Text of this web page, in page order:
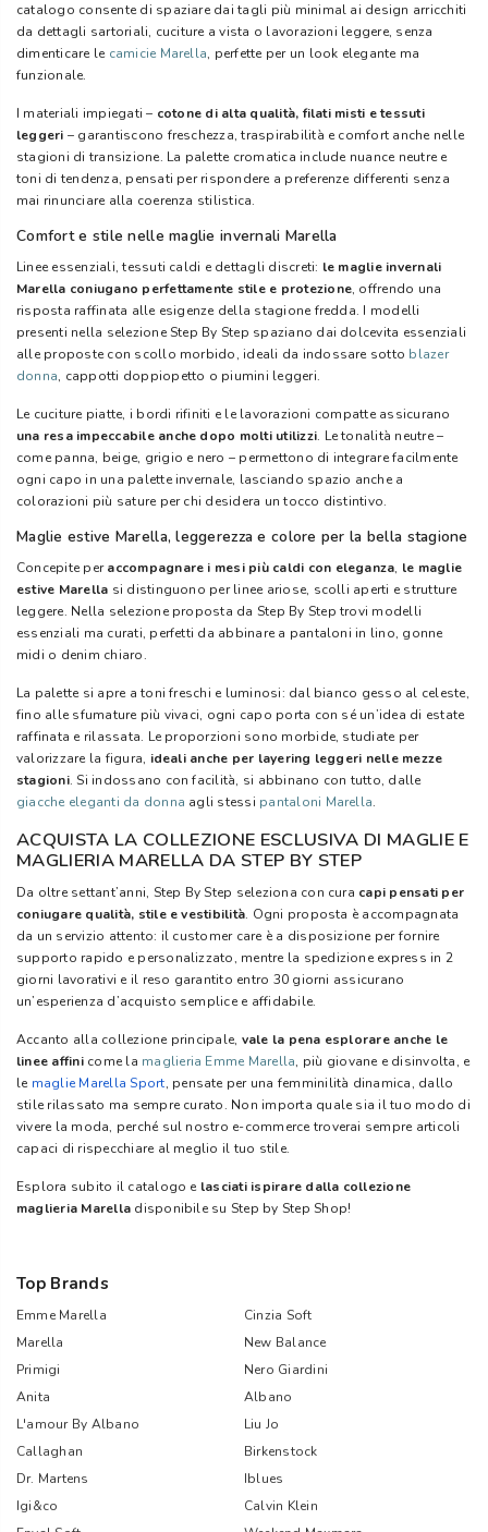
catalogo consente di spaziare dai tagli più minimal ai design arricchiti
da dettagli sartoriali, cuciture a vista o lavorazioni leggere, senza
dimenticare le camicie Marella, perfette per un look elegante ma
funzionale.
I materiali impiegati – cotone di alta qualità, filati misti e tessuti
leggeri – garantiscono freschezza, traspirabilità e comfort anche nelle
stagioni di transizione. La palette cromatica include nuance neutre e
toni di tendenza, pensati per rispondere a preferenze differenti senza
mai rinunciare alla coerenza stilistica.
Comfort e stile nelle maglie invernali Marella
Linee essenziali, tessuti caldi e dettagli discreti: le maglie invernali
Marella coniugano perfettamente stile e protezione, offrendo una
risposta raffinata alle esigenze della stagione fredda. I modelli
presenti nella selezione Step By Step spaziano dai dolcevita essenziali
alle proposte con scollo morbido, ideali da indossare sotto blazer
donna, cappotti doppiopetto o piumini leggeri.
Le cuciture piatte, i bordi rifiniti e le lavorazioni compatte assicurano
una resa impeccabile anche dopo molti utilizzi. Le tonalità neutre –
come panna, beige, grigio e nero – permettono di integrare facilmente
ogni capo in una palette invernale, lasciando spazio anche a
colorazioni più sature per chi desidera un tocco distintivo.
Maglie estive Marella, leggerezza e colore per la bella stagione
Concepite peraccompagnare i mesi più caldi con eleganza, le maglie
estive Marella si distinguono per linee ariose, scolli aperti e strutture
leggere. Nella selezione proposta da Step By Step trovi modelli
essenziali ma curati, perfetti da abbinare a pantaloni in lino, gonne
midi o denim chiaro.
La palette si apre a toni freschi e luminosi: dal bianco gesso al celeste,
fino alle sfumature più vivaci, ogni capo porta con sé un’idea di estate
raffinata e rilassata. Le proporzioni sono morbide, studiate per
valorizzare la figura, ideali anche per layering leggeri nelle mezze
stagioni. Si indossano con facilità, si abbinano con tutto, dalle
giacche eleganti da donna agli stessi pantaloni Marella.
ACQUISTA LA COLLEZIONE ESCLUSIVA DI MAGLIE E
MAGLIERIA MARELLA DA STEP BY STEP
Da oltre settant’anni, Step By Step seleziona con cura capi pensati per
coniugare qualità, stile e vestibilità. Ogni proposta è accompagnata
da un servizio attento: il customer care è a disposizione per fornire
supporto rapido e personalizzato, mentre la spedizione express in 2
giorni lavorativi e il reso garantito entro 30 giorni assicurano
un’esperienza d’acquisto semplice e affidabile.
Accanto alla collezione principale, vale la pena esplorare anche le
linee affinicome la maglieria Emme Marella, più giovane e disinvolta, e
le maglie Marella Sport, pensate per una femminilità dinamica, dallo
stile rilassato ma sempre curato. Non importa quale sia il tuo modo di
vivere la moda, perché sul nostro e-commerce troverai sempre articoli
capaci di rispecchiare al meglio il tuo stile.
Esplora subito il catalogo e lasciati ispirare dalla collezione
maglieria Marella disponibile su Step by Step Shop!
Top Brands
Emme Marella
Cinzia Soft
Marella
New Balance
Primigi
Nero Giardini
Anita
Albano
L'amour By Albano
Liu Jo
Callaghan
Birkenstock
Dr. Martens
Iblues
Igi&co
Calvin Klein